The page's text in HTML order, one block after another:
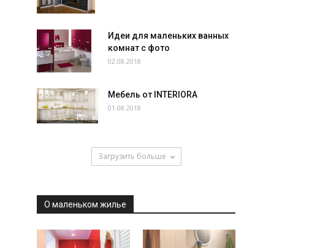
Идеи для маленьких ванных
комнат с фото
02.08.2018
Мебель от INTERIORA
01.08.2018
Загрузить больше
О маленьком жилье